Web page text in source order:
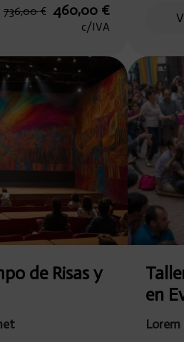
736,00€
El
era:
736,00 €.
460,00 €El
es:
460,00 €.
c/IVA
de Risas y
en